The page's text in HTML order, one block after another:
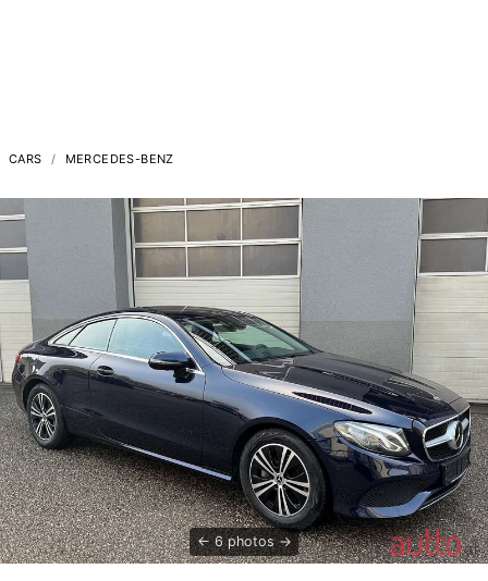
CARS MERCEDES-BENZ
6 photos